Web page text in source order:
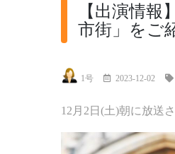
【出演情
市街」をご
1号 2023-12-02
12月2日(土)朝に放送